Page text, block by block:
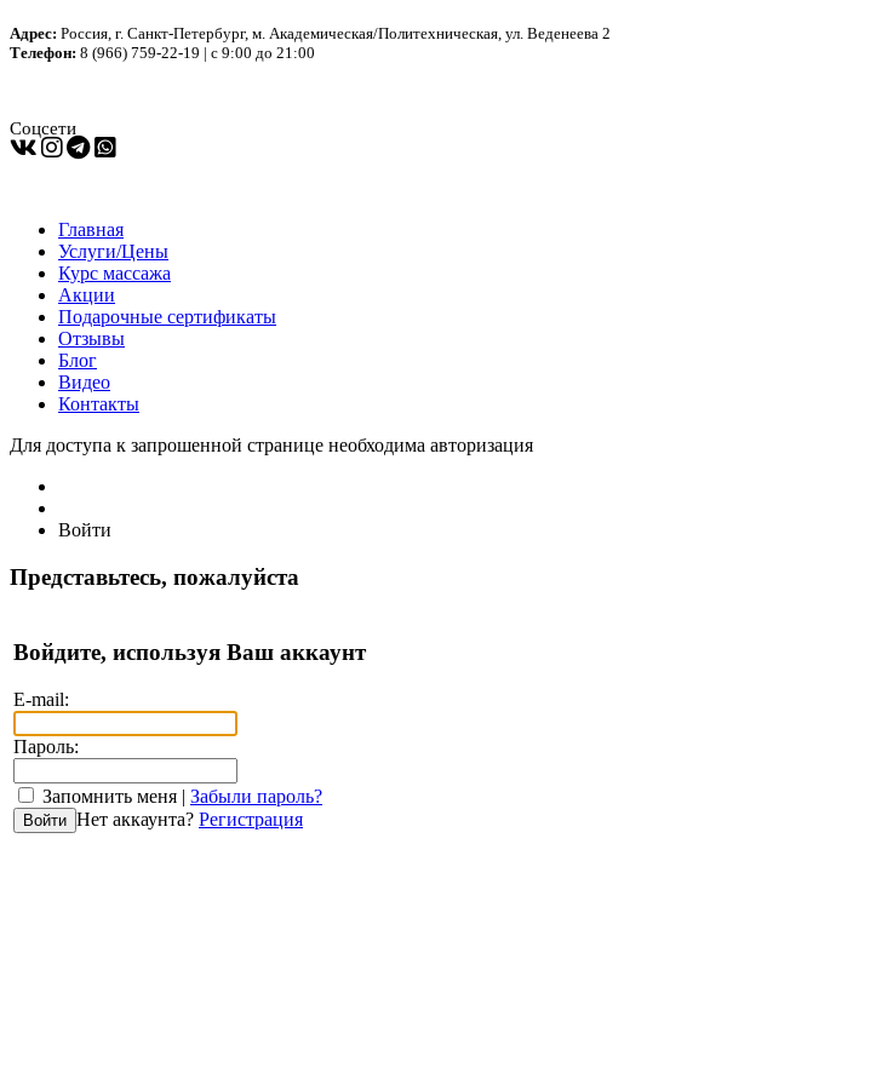
Адрес: Россия, г. Санкт-Петербург, м. Академическая/Политехническая, ул. Веденеева 2
Телефон: 8 (966) 759-22-19 | с 9:00 до 21:00
Соцсети
Главная
Услуги/Цены
Курс массажа
Акции
Подарочные сертификаты
Отзывы
Блог
Видео
Контакты
Для доступа к запрошенной странице необходима авторизация
Войти
Представьтесь, пожалуйста
Войдите, используя Ваш аккаунт
E-mail:
Пароль:
Запомнить меня | Забыли пароль?
Нет аккаунта? Регистрация